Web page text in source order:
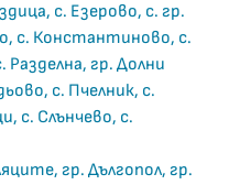
с. Езерово, с. гр.
с. Константиново, с.
гр. Долни
с. Пчелник, с.
с. Слънчево, с.
гр. Дългопол, гр.